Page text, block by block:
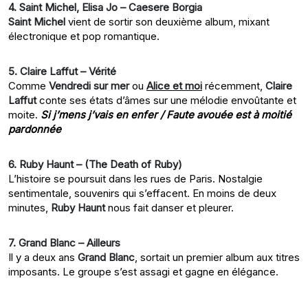
4. Saint Michel, Elisa Jo – Caesere Borgia
Saint Michel vient de sortir son deuxième album, mixant
électronique et pop romantique.
5. Claire Laffut – Vérité
Comme Vendredi sur merou Alice et moi récemment, Claire
Laffutconte ses états d’âmes sur une mélodie envoûtante et
moite. Si j’mens j’vais en enfer / Faute avouée est à moitié
pardonnée
6. Ruby Haunt – (The Death of Ruby)
L’histoire se poursuit dans les rues de Paris. Nostalgie
sentimentale, souvenirs qui s’effacent. En moins de deux
minutes, Ruby Hauntnous fait danser et pleurer.
7. Grand Blanc – Ailleurs
Il y a deux ans Grand Blanc, sortait un premier album aux titres
imposants. Le groupe s’est assagi et gagne en élégance.